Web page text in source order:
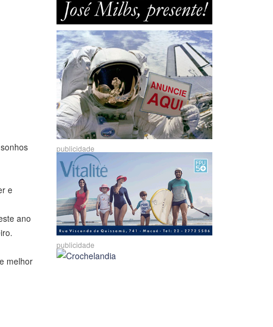
e
ano
melhor
publicidade
publicidade